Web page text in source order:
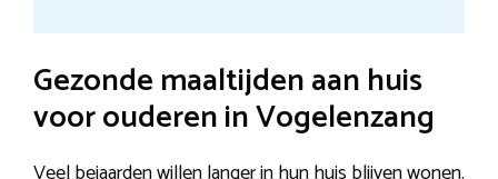
Gezonde maaltijden aan huis
voor ouderen in Vogelenzang